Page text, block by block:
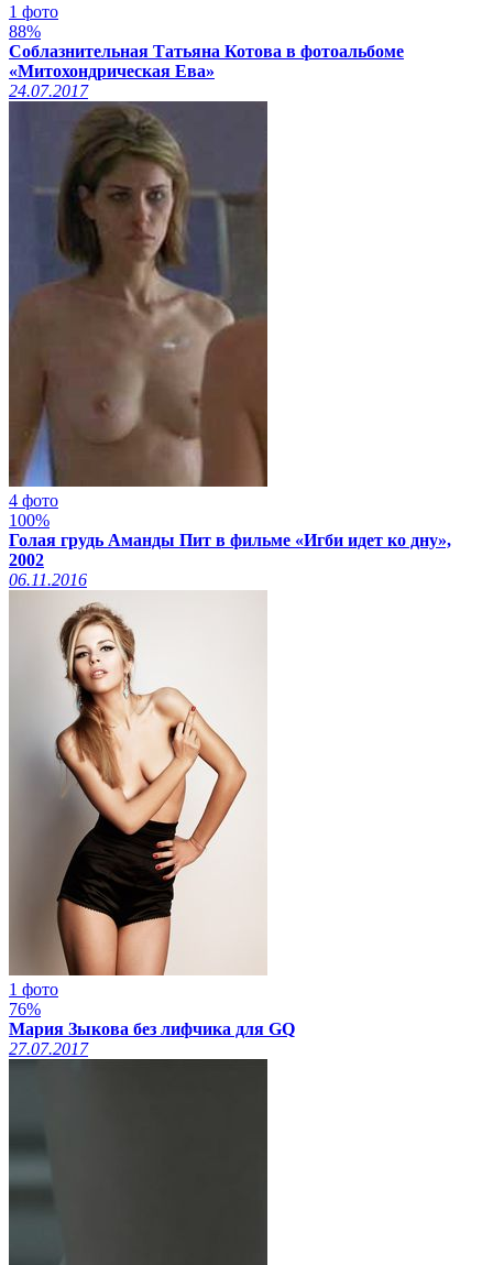
1 фото
88%
Соблазнительная Татьяна Котова в фотоальбоме
«Митохондрическая Ева»
24.07.2017
4 фото
100%
Голая грудь Аманды Пит в фильме «Игби идет ко дну»,
2002
06.11.2016
1 фото
76%
Мария Зыкова без лифчика для GQ
27.07.2017